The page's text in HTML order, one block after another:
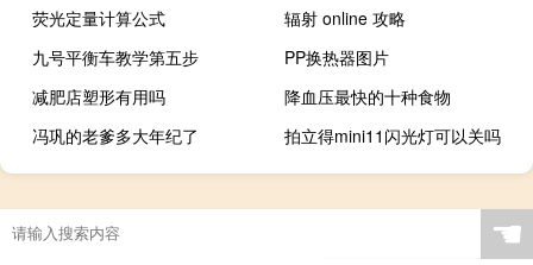
荧光定量计算公式
辐射 online 攻略
九号平衡车教学第五步
PP换热器图片
减肥店塑形有用吗
降血压最快的十种食物
冯巩的老爹多大年纪了
拍立得mini11闪光灯可以关吗
☚